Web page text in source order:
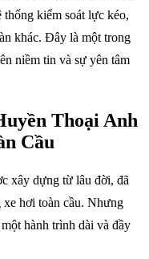
kiểm soát lực kéo,
khác. Đây là một trong
niềm tin và sự yên tâm
Thoại Anh
Cầu
xây dựng từ lâu đời, đã
hơi toàn cầu. Nhưng
hành trình dài và đầy